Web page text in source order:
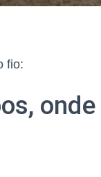
fio:
onde